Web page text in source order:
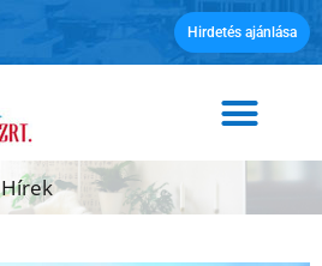
Hirdetés ajánlása
Hírek